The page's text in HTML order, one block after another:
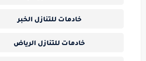
خادمات للتنازل الخبر
خادمات للتنازل الرياض